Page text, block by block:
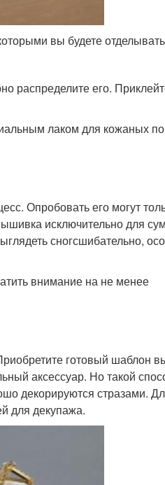
вы будете
распределите его.
лаком для кожаных
Опробовать его могут
исключительно для
сногсшибательно,
внимание на не менее
готовый шаблон
аксессуар. Но такой
декорируются стразами.
для декупажа.